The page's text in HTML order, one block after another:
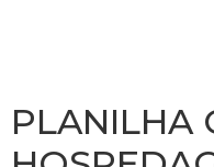
PLANILHA